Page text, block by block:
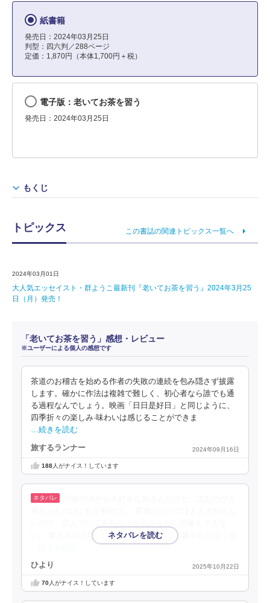
紙書籍
発売日：2024年03月25日
判型：四六判／288ページ
定価：1,870円（本体1,700円＋税）
電子版：老いてお茶を習う
発売日：2024年03月25日
もくじ
トピックス この書誌の関連トピックス一覧へ
2024年03月01日
大人気エッセイスト・群ようこ最新刊『老いてお茶を習う』2024年3月25
日（月）発売！
「老いてお茶を習う」感想・レビュー
※ユーザーによる個人の感想です
茶道のお稽古を始める作者の失敗の連続を包み隠さず披露
します。確かに作法は複雑で難しく、初心者なら誰でも通
る過程なんでしょう。映画「日日是好日」と同じように、
四季折々の楽しみ·味わいは感じることができま
…続きを読む
旅するランナー 2024年09月16日
188人がナイス！しています
い。 群さんの小唄の稽古とか着物について書かれたエッセ
ひより 2025年10月22日
70人がナイス！しています